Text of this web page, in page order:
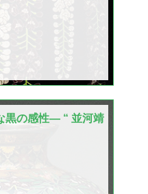
黒の感性— “ 並河靖